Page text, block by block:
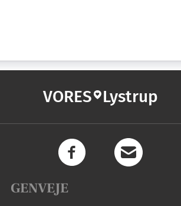
VORES Lystrup
GENVEJE